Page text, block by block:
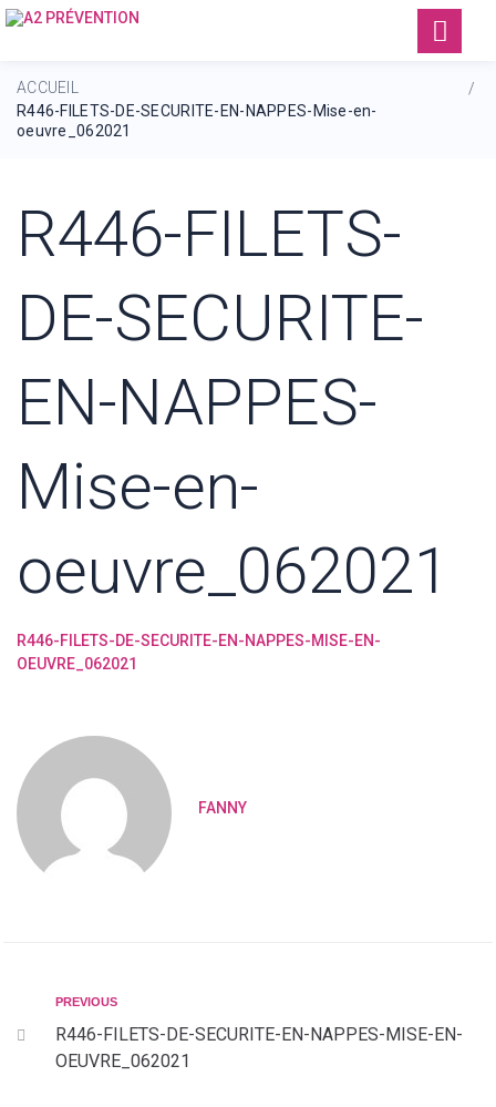
ACCUEIL
/
R446-FILETS-DE-SECURITE-EN-NAPPES-Mise-en-
oeuvre_062021
R446-FILETS-
DE-SECURITE-
EN-NAPPES-
Mise-en-
oeuvre_062021
R446-FILETS-DE-SECURITE-EN-NAPPES-MISE-EN-
OEUVRE_062021
FANNY
PREVIOUS
R446-FILETS-DE-SECURITE-EN-NAPPES-MISE-EN-
OEUVRE_062021